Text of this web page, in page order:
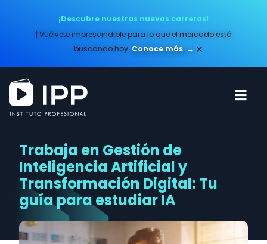
¡Descubre nuestras nuevas carreras!
| Vuélvete imprescindible para lo que el mercado está
buscando hoy. Conoce más​ → ×
Trabaja en Gestión de
Inteligencia Artificial y
Transformación Digital: Tu
guía para estudiar IA